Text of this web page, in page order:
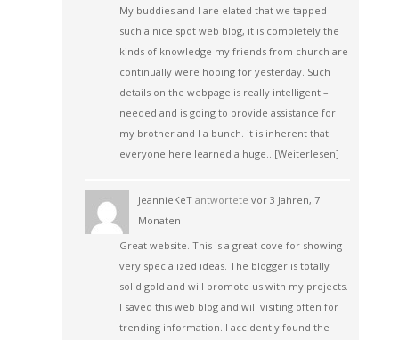
My buddies and I are elated that we tapped
such a nice spot web blog, it is completely the
kinds of knowledge my friends from church are
continually were hoping for yesterday. Such
details on the webpage is really intelligent –
needed and is going to provide assistance for
my brother and I a bunch. it is inherent that
everyone here learned a huge…[Weiterlesen]
JeannieKeTantwortete vor 3 Jahren, 7
Monaten
Great website. This is a great cove for showing
very specialized ideas. The blogger is totally
solid gold and will promote us with my projects.
I saved this web blog and will visiting often for
trending information. I accidently found the